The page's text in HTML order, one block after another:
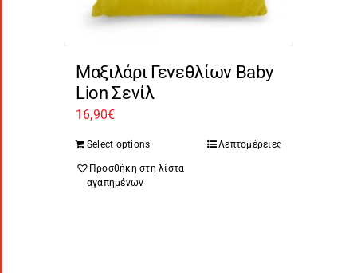
Μαξιλάρι Γενεθλίων Baby
Lion Σενίλ
16,90€
Select options Λεπτομέρειες
Προσθήκη στη λίστα
αγαπημένων